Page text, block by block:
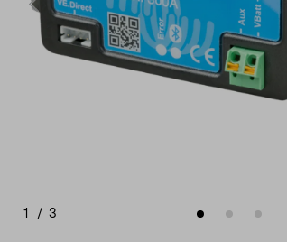
1 / 3